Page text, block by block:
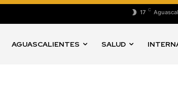
17 C
AGUASCALIENTES SALUD